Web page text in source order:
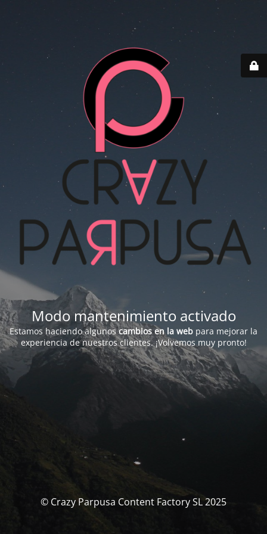
Modo mantenimiento activado
Estamos haciendo algunoscambios en la web para mejorar la
experiencia de nuestros clientes. ¡Volvemos muy pronto!
© Crazy Parpusa Content Factory SL 2025